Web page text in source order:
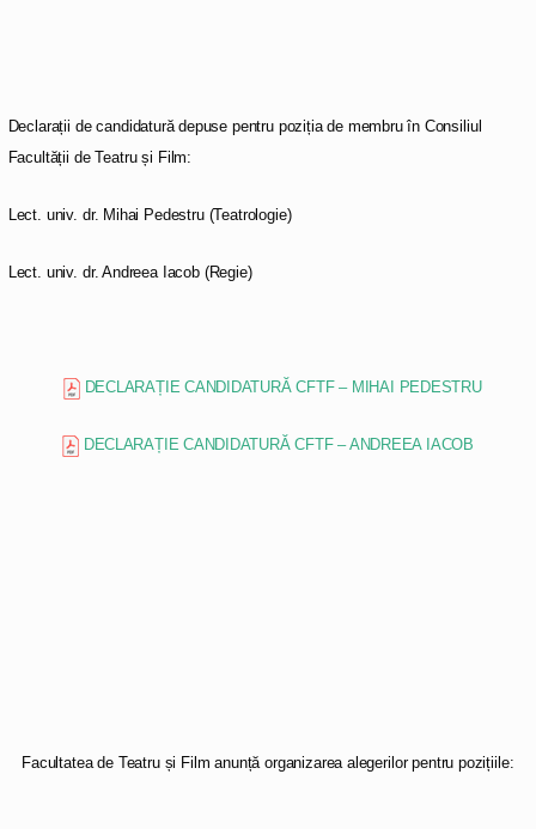
Declarații de candidatură depuse pentru poziția de membru în Consiliul
Facultății de Teatru și Film:
Lect. univ. dr. Mihai Pedestru (Teatrologie)
Lect. univ. dr. Andreea Iacob (Regie)
DECLARAȚIE CANDIDATURĂ CFTF – MIHAI PEDESTRU
DECLARAȚIE CANDIDATURĂ CFTF – ANDREEA IACOB
Facultatea de Teatru și Film anunță organizarea alegerilor pentru pozițiile: